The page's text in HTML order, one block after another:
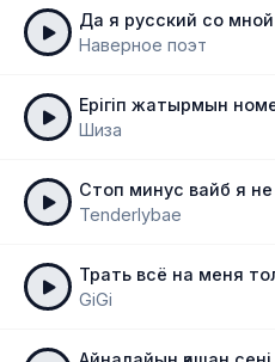
Да я русский со мной
Наверное поэт
Шиза
Tenderlybae
Трать всё на меня
GiGi